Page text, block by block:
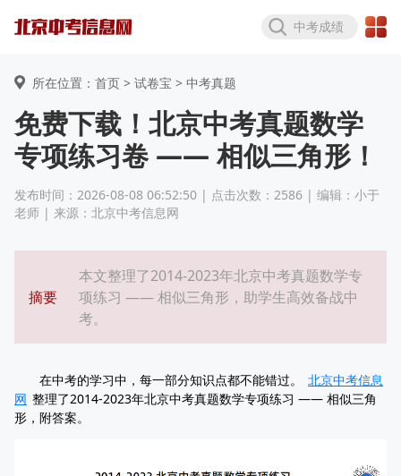
中考成绩
所在位置：首页 > 试卷宝 > 中考真题
免费下载！北京中考真题数学
专项练习卷 —— 相似三角形！
发布时间：2026-08-08 06:52:50 | 点击次数：2586 | 编辑：小于
老师 | 来源：北京中考信息网
摘要
本文整理了2014-2023年北京中考真题数学专
项练习 —— 相似三角形，助学生高效备战中
考。
在中考的学习中，每一部分知识点都不能错过。
北京中考信息
网 整理了2014-2023年北京中考真题数学专项练习 —— 相似三角
形，附答案。